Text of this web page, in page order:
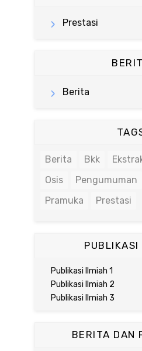
Prestasi
Berita
Berita Bkk
Osis
Pengumuman
Pramuka
Prestasi
PUBLIKASI
Publikasi Ilmiah 1
Publikasi Ilmiah 2
Publikasi Ilmiah 3
BERITA DAN